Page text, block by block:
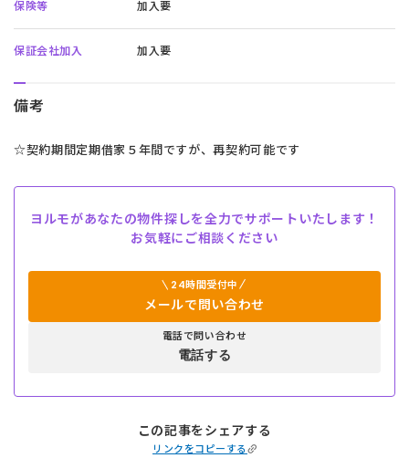
保険等 加入要
保証会社加入 加入要
備考
☆契約期間定期借家５年間ですが、再契約可能です
ヨルモがあなたの物件探しを全力でサポートいたします！
お気軽にご相談ください
24時間受付中
メールで問い合わせ
電話で問い合わせ
電話する
この記事をシェアする
リンクをコピーする